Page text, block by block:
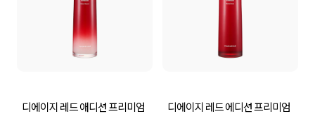
디에이지 레드 애디션 프리미엄
디에이지 레드 에디션 프리미엄